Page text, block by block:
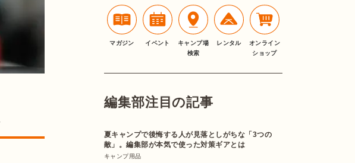
マガジン イベント
キャンプ場
検索
レンタル
オンライン
ショップ
編集部注目の記事
夏キャンプで後悔する人が見落としがちな「3つの
敵」。編集部が本気で使った対策ギアとは
キャンプ用品